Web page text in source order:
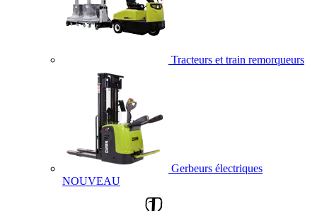
Tracteurs et train remorqueurs
Gerbeurs électriques
NOUVEAU